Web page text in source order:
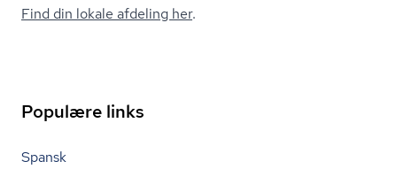
Find din lokale afdeling her.
Populære links
Spansk